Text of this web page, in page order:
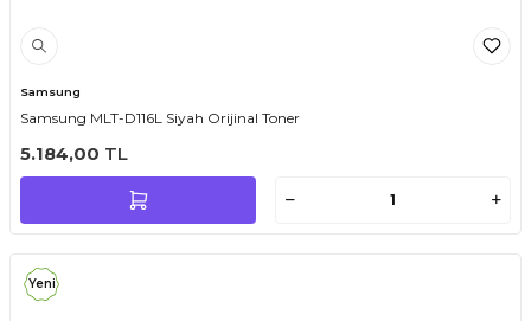
Samsung
Samsung MLT-D116L Siyah Orijinal Toner
5.184,00 TL
Yeni